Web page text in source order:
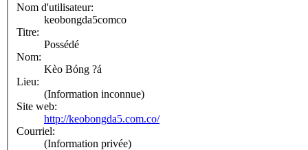
Nom d'utilisateur:
keobongda5comco
Titre:
Possédé
Nom:
Kèo Bóng ?á
Lieu:
(Information inconnue)
Site web:
http://keobongda5.com.co/
Courriel:
(Information privée)